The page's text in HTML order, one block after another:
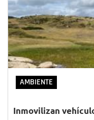
AMBIENTE
Inmovilizan